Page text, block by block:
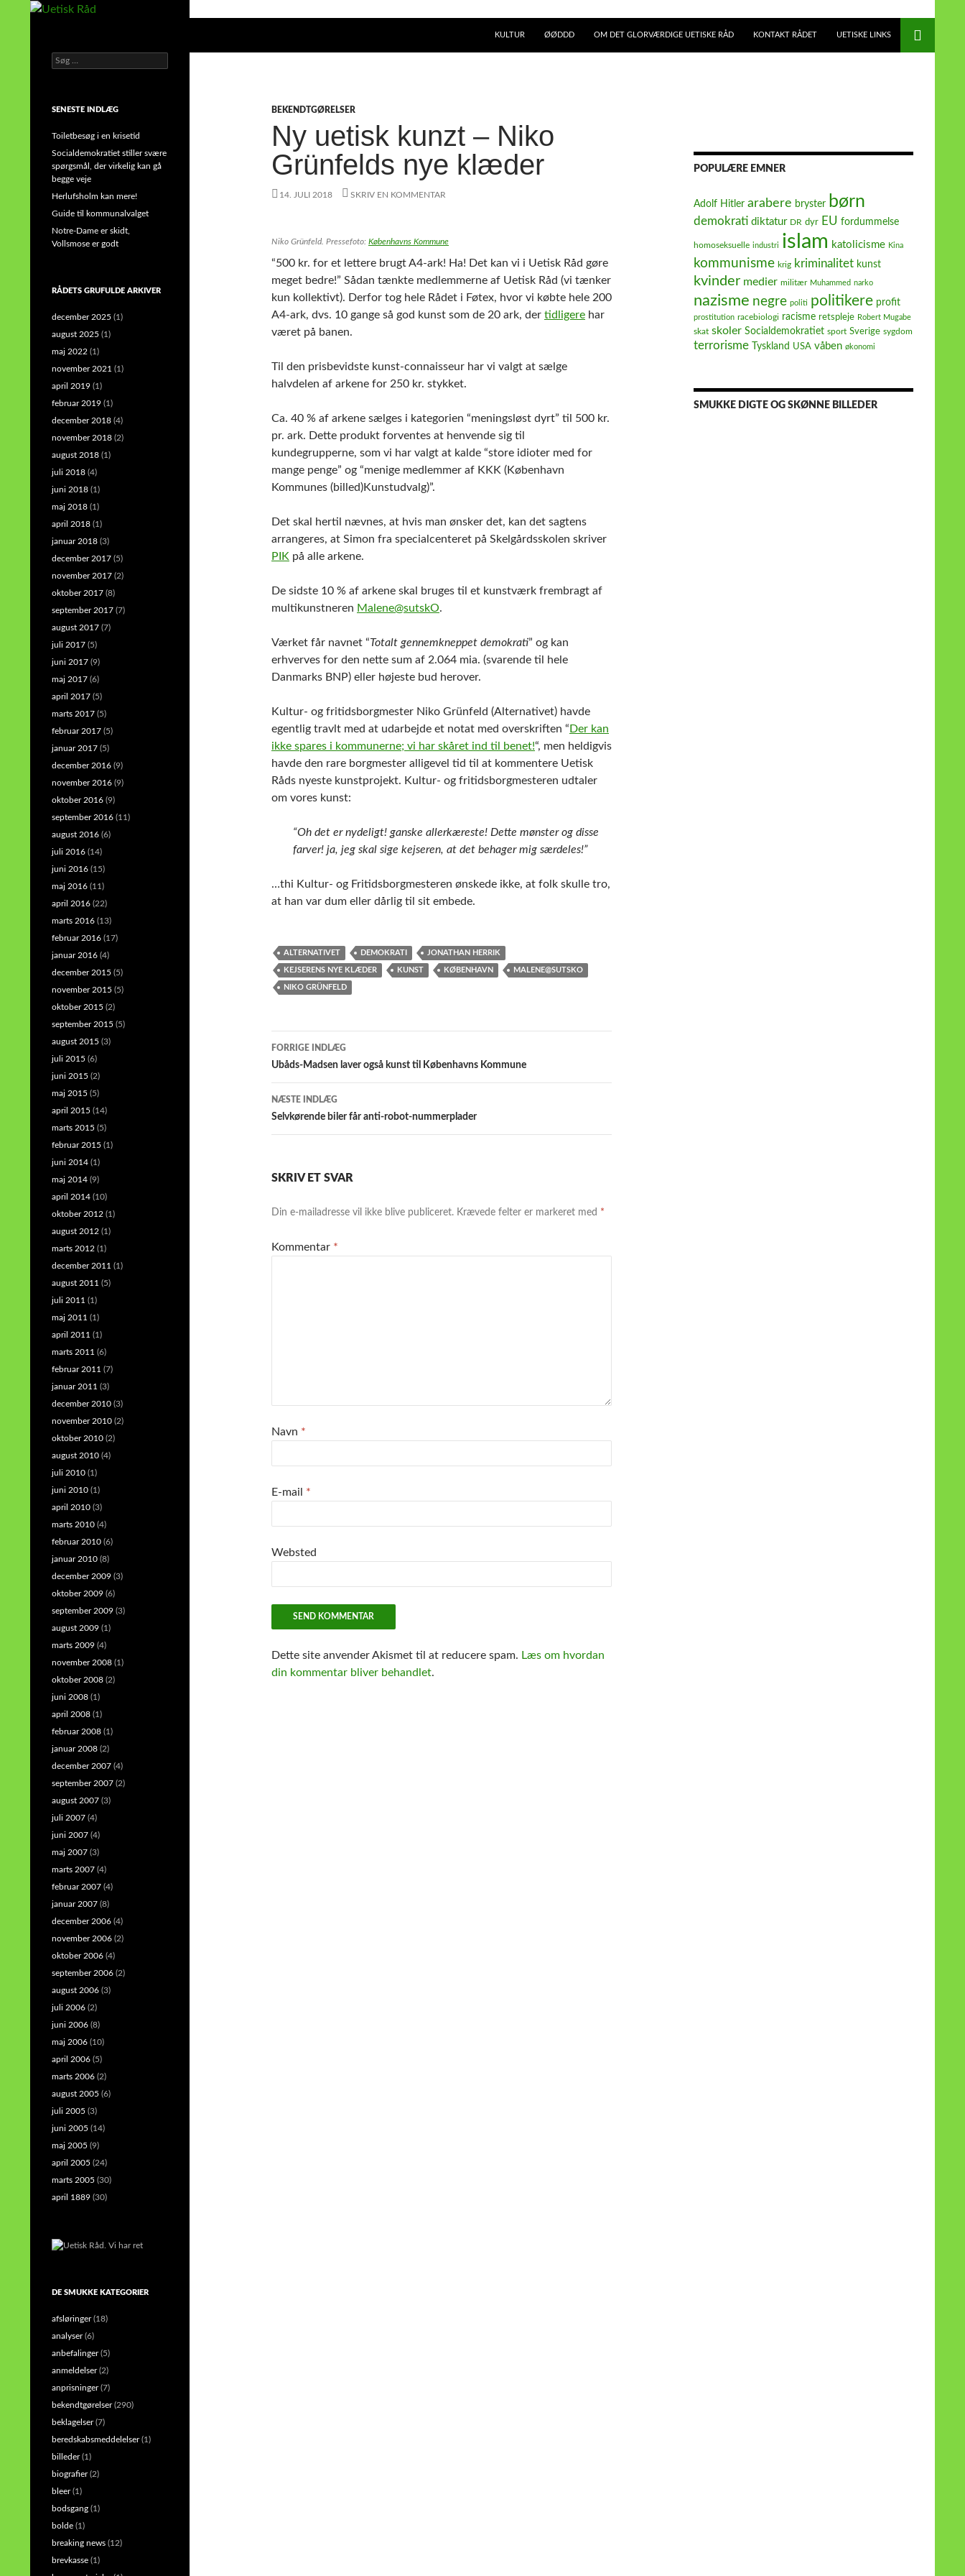
KULTUR ØØDDD OM DET GLORVÆRDIGE UETISKE RÅD KONTAKT RÅDET UETISKE LINKS
BEKENDTGØRELSER
Ny uetisk kunzt – Niko
Grünfelds nye klæder
14. JULI 2018 SKRIV EN KOMMENTAR
Niko Grünfeld. Pressefoto: Københavns Kommune
“500 kr. for et lettere brugt A4-ark! Ha! Det kan vi i Uetisk Råd gøre
meget bedre!” Sådan tænkte medlemmerne af Uetisk Råd (vi tænker
kun kollektivt). Derfor tog hele Rådet i Føtex, hvor vi købte hele 200
A4-ark, dvs. 10 gange så god kunst som de 20 ark, der tidligere har
været på banen.
Til den prisbevidste kunst-connaisseur har vi valgt at sælge
halvdelen af arkene for 250 kr. stykket.
Ca. 40 % af arkene sælges i kategorien “meningsløst dyrt” til 500 kr.
pr. ark. Dette produkt forventes at henvende sig til
kundegrupperne, som vi har valgt at kalde “store idioter med for
mange penge” og “menige medlemmer af KKK (København
Kommunes (billed)Kunstudvalg)”.
Det skal hertil nævnes, at hvis man ønsker det, kan det sagtens
arrangeres, at Simon fra specialcenteret på Skelgårdsskolen skriver
PIK på alle arkene.
De sidste 10 % af arkene skal bruges til et kunstværk frembragt af
multikunstneren Malene@sutskO.
Værket får navnet “Totalt gennemkneppet demokrati” og kan
erhverves for den nette sum af 2.064 mia. (svarende til hele
Danmarks BNP) eller højeste bud herover.
Kultur- og fritidsborgmester Niko Grünfeld (Alternativet) havde
egentlig travlt med at udarbejde et notat med overskriften “ Der kan
ikke spares i kommunerne; vi har skåret ind til benet!“, men heldigvis
havde den rare borgmester alligevel tid til at kommentere Uetisk
Råds nyeste kunstprojekt. Kultur- og fritidsborgmesteren udtaler
om vores kunst:
“Oh det er nydeligt! ganske allerkæreste! Dette mønster og disse
farver! ja, jeg skal sige kejseren, at det behager mig særdeles!”
…thi Kultur- og Fritidsborgmesteren ønskede ikke, at folk skulle tro,
at han var dum eller dårlig til sit embede.
ALTERNATIVET DEMOKRATI JONATHAN HERRIK
KEJSERENS NYE KLÆDER KUNST KØBENHAVN MALENE@SUTSKO
NIKO GRÜNFELD
Indlægsnavigation
FORRIGE INDLÆG
Ubåds-Madsen laver også kunst til Københavns Kommune
NÆSTE INDLÆG
Selvkørende biler får anti-robot-nummerplader
SKRIV ET SVAR
Din e-mailadresse vil ikke blive publiceret. Krævede felter er markeret med *
Kommentar *
Navn *
E-mail *
Websted
Dette site anvender Akismet til at reducere spam. Læs om hvordan
din kommentar bliver behandlet.
POPULÆRE EMNER
Adolf Hitler arabere bryster børn
demokrati diktatur DR dyr EU fordummelse
homoseksuelle industri islam katolicisme Kina
kommunisme krig kriminalitet kunst
kvinder medier militær Muhammed narko
nazisme negre politi politikere profit
prostitution racebiologi racisme retspleje Robert Mugabe
skat skoler Socialdemokratiet sport Sverige sygdom
terrorisme Tyskland USA våben økonomi
SMUKKE DIGTE OG SKØNNE BILLEDER
din stemme i et sygt, sygt samfund!
Søg
efter:
SENESTE INDLÆG
Toiletbesøg i en krisetid
Socialdemokratiet stiller svære
spørgsmål, der virkelig kan gå
begge veje
Herlufsholm kan mere!
Guide til kommunalvalget
Notre-Dame er skidt,
Vollsmose er godt
RÅDETS GRUFULDE ARKIVER
december 2025 (1)
august 2025 (1)
maj 2022 (1)
november 2021 (1)
april 2019 (1)
februar 2019 (1)
december 2018 (4)
november 2018 (2)
august 2018 (1)
juli 2018 (4)
juni 2018 (1)
maj 2018 (1)
april 2018 (1)
januar 2018 (3)
december 2017 (5)
november 2017 (2)
oktober 2017 (8)
september 2017 (7)
august 2017 (7)
juli 2017 (5)
juni 2017 (9)
maj 2017 (6)
april 2017 (5)
marts 2017 (5)
februar 2017 (5)
januar 2017 (5)
december 2016 (9)
november 2016 (9)
oktober 2016 (9)
september 2016 (11)
august 2016 (6)
juli 2016 (14)
juni 2016 (15)
maj 2016 (11)
april 2016 (22)
marts 2016 (13)
februar 2016 (17)
januar 2016 (4)
december 2015 (5)
november 2015 (5)
oktober 2015 (2)
september 2015 (5)
august 2015 (3)
juli 2015 (6)
juni 2015 (2)
maj 2015 (5)
april 2015 (14)
marts 2015 (5)
februar 2015 (1)
juni 2014 (1)
maj 2014 (9)
april 2014 (10)
oktober 2012 (1)
august 2012 (1)
marts 2012 (1)
december 2011 (1)
august 2011 (5)
juli 2011 (1)
maj 2011 (1)
april 2011 (1)
marts 2011 (6)
februar 2011 (7)
januar 2011 (3)
december 2010 (3)
november 2010 (2)
oktober 2010 (2)
august 2010 (4)
juli 2010 (1)
juni 2010 (1)
april 2010 (3)
marts 2010 (4)
februar 2010 (6)
januar 2010 (8)
december 2009 (3)
oktober 2009 (6)
september 2009 (3)
august 2009 (1)
marts 2009 (4)
november 2008 (1)
oktober 2008 (2)
juni 2008 (1)
april 2008 (1)
februar 2008 (1)
januar 2008 (2)
december 2007 (4)
september 2007 (2)
august 2007 (3)
juli 2007 (4)
juni 2007 (4)
maj 2007 (3)
marts 2007 (4)
februar 2007 (4)
januar 2007 (8)
december 2006 (4)
november 2006 (2)
oktober 2006 (4)
september 2006 (2)
august 2006 (3)
juli 2006 (2)
juni 2006 (8)
maj 2006 (10)
april 2006 (5)
marts 2006 (2)
august 2005 (6)
juli 2005 (3)
juni 2005 (14)
maj 2005 (9)
april 2005 (24)
marts 2005 (30)
april 1889 (30)
DE SMUKKE KATEGORIER
afsløringer(18)
analyser(6)
anbefalinger(5)
anmeldelser(2)
anprisninger(7)
bekendtgørelser(290)
beklagelser(7)
beredskabsmeddelelser(1)
billeder(1)
biografier(2)
bleer(1)
bodsgang (1)
bolde (1)
breaking news (12)
brevkasse (1)